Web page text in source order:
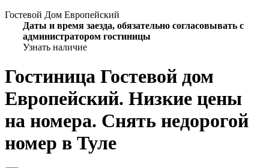
Гостевой Дом Европейский
Даты и время заезда, обязательно согласовывать с
администратором гостиницы
Узнать наличие
Гостиница Гостевой дом
Европейский. Низкие цены
на номера. Снять недорогой
номер в Туле